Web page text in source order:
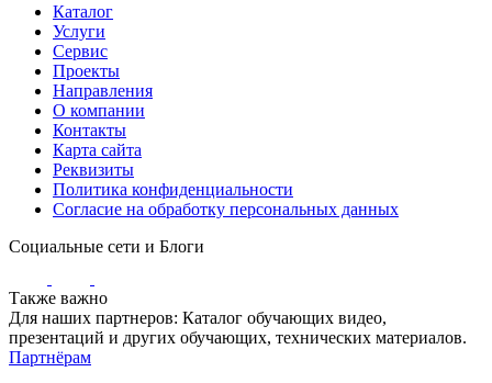
Каталог
Услуги
Сервис
Проекты
Направления
О компании
Контакты
Карта сайта
Реквизиты
Политика конфиденциальности
Согласие на обработку персональных данных
Социальные сети и Блоги
Также важно
Для наших партнеров: Каталог обучающих видео,
презентаций и других обучающих, технических материалов.
Партнёрам